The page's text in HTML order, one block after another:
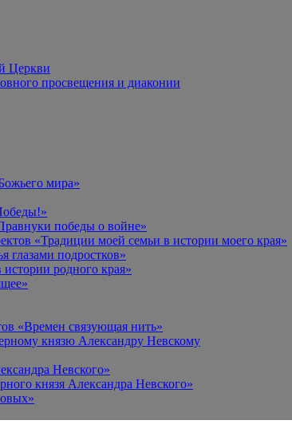
Церкви
просвещения и диаконии
мира»
победы о войне»
«Традиции моей семьи в истории моего края»
глазами подростков»
родного края»
«Времен связующая нить»
князю Александру Невскому
Невского»
князя Александра Невского»